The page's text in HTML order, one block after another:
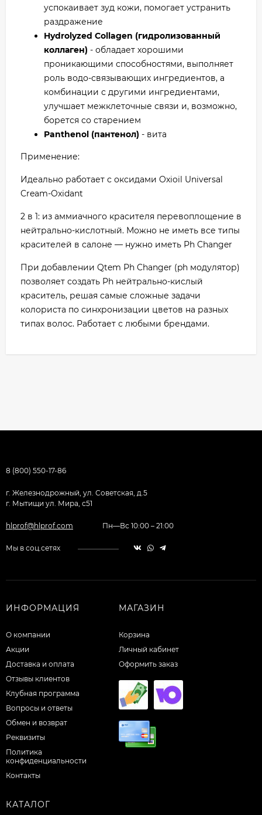
успокаивает зуд кожи, помогает устранить
раздражение
Hydrolyzed Collagen (гидролизованный
коллаген) - обладает хорошими
проникающими способностями, выполняет
роль водо-связывающих ингредиентов, а
комбинации с другими ингредиентами,
улучшает межклеточные связи и, возможно,
борется со старением
Panthenol (пантенол) - вита
Применение:
Идеально работает с оксидами Oxioil Universal
Cream-Oxidant
2 в 1: из аммиачного красителя перевоплощение в
нейтрально-кислотный. Можно не иметь все типы
красителей в салоне — нужно иметь Рh Changer
При добавлении Qtem Рh Changer (ph модулятор)
позволяет создать Рh нейтрально-кислый
краситель, решая самые сложные задачи
колориста по синхронизации цветов на разных
типах волос. Работает с любыми брендами.
8 (800) 550-17-86
г. Железнодрожный, ул. Советская, д.5
г. Мытищи ул. Мира, с51
hlprof@hlprof.com Пн—Вс 10:00 – 21:00
Мы в соц.сетях
ИНФОРМАЦИЯ
О компании
Акции
Доставка и оплата
Отзывы клиентов
Клубная программа
Вопросы и ответы
Обмен и возврат
Реквизиты
Политика
конфиденциальности
Контакты
МАГАЗИН
Корзина
Личный кабинет
Оформить заказ
КАТАЛОГ